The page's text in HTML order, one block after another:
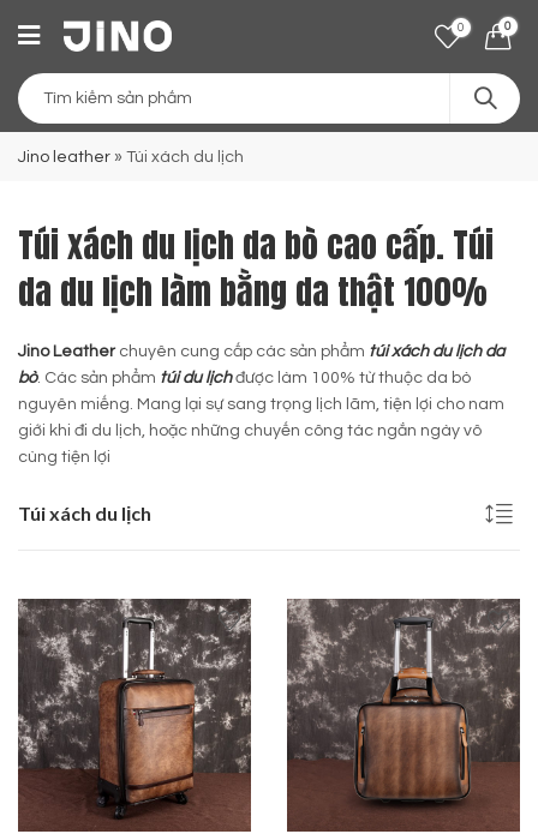
0 0
Jino leather » Túi xách du lịch
Túi xách du lịch da bò cao cấp. Túi
da du lịch làm bằng da thật 100%
Jino Leatherchuyên cung cấp các sản phẩm túi xách du lịch da
bò. Các sản phẩm túi du lịchđược làm 100% từ thuộc da bò
nguyên miếng. Mang lại sự sang trọng lịch lãm, tiện lợi cho nam
giới khi đi du lịch, hoặc những chuyến công tác ngắn ngày vô
cùng tiện lợi
Túi xách du lịch